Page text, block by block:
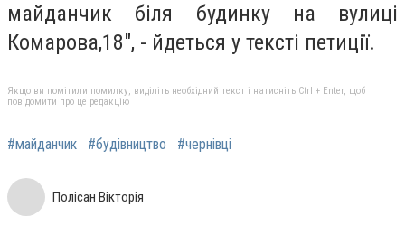
майданчик біля будинку на вулиці
Комарова,18", - йдеться у тексті петиції.
Якщо ви помітили помилку, виділіть необхідний текст і натисніть Ctrl + Enter, щоб
повідомити про це редакцію
#майданчик #будівництво #чернівці
Полісан Вікторія